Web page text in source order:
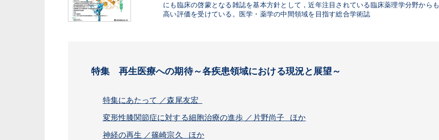
にも臨床の啓蒙となる雑誌を基本方針として，近年注目されている臨床薬理学分野からも
高い評価を受けている。医学・薬学の中間領域を目指す総合学術誌
特集 再生医療への期待～各疾患領域における現況と展望～
特集にあたって ／森尾友宏
変形性膝関節症に対する細胞治療の進歩 ／片野尚子 ほか
神経の再生 ／篠崎宗久 ほか